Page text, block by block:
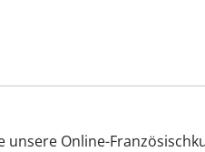
unsere Online-